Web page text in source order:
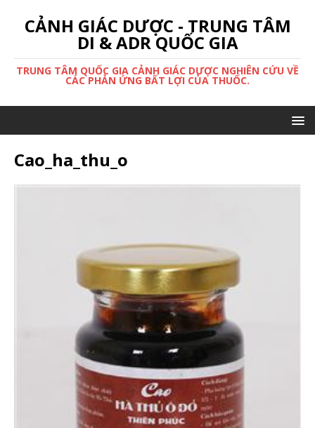
CẢNH GIÁC DƯỢC - TRUNG TÂM
DI & ADR QUỐC GIA
TRUNG TÂM QUỐC GIA CẢNH GIÁC DƯỢC NGHIÊN CỨU VỀ
CÁC PHẢN ỨNG BẤT LỢI CỦA THUỐC.
Cao_ha_thu_o